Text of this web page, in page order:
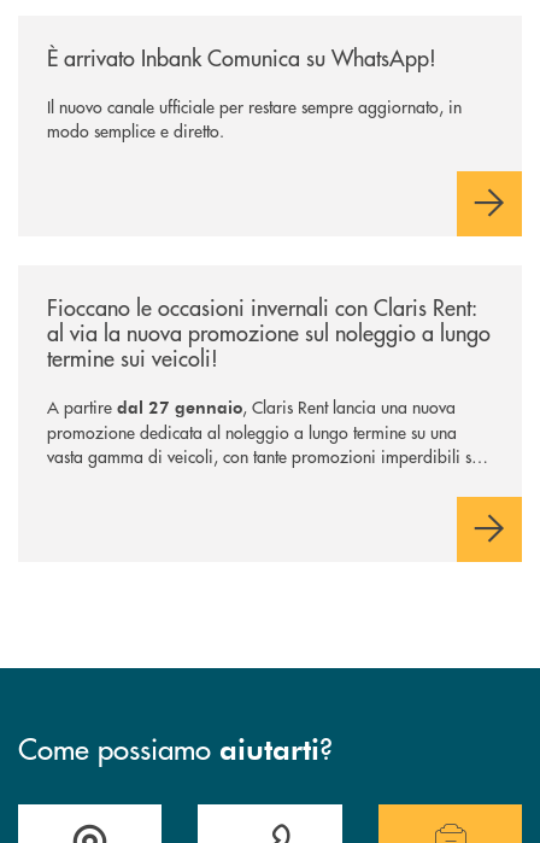
È arrivato Inbank Comunica su WhatsApp!
Il nuovo canale ufficiale per restare sempre aggiornato, in
modo semplice e diretto.
Fioccano le occasioni invernali con Claris Rent:
al via la nuova promozione sul noleggio a lungo
termine sui veicoli!
A partire dal 27 gennaio, Claris Rent lancia una nuova
promozione dedicata al noleggio a lungo termine su una
vasta gamma di veicoli, con tante promozioni imperdibili sia
Come possiamo aiutarti?
Accedi all' elenco completo delle filiali della Bcc.
Hai bisogno di assistenza immediata?
Hai bisogno di